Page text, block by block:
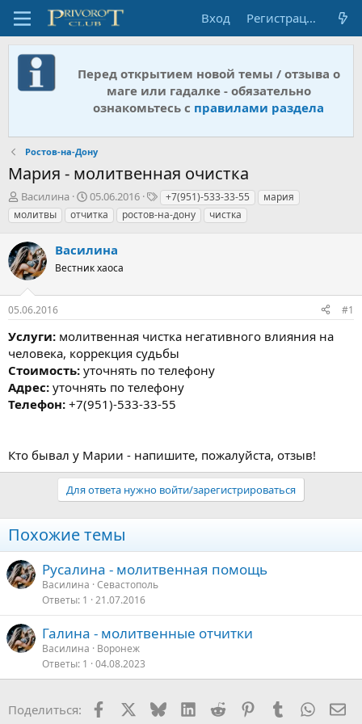
Вход Регистрация
Перед открытием новой темы / отзыва о
маге или гадалке - обязательно
ознакомьтесь с правилами раздела
Ростов-на-Дону
Мария - молитвенная очистка
А
в
т
о
р
т
е
м
ы
Василина
Д
а
т
н
а
а
05.06.2016
Т
е
г
+7(951)-533-33-55
мария
молитвы
отчитка ростов-на-дону чистка
Василина
Вестник хаоса
05.06.2016 #1
Услуги: молитвенная чистка негативного влияния на
человека, коррекция судьбы
Стоимость: уточнять по телефону
Адрес: уточнять по телефону
Телефон: +7(951)-533-33-55
Кто бывал у Марии - напишите, пожалуйста, отзыв!
Для ответа нужно войти/зарегистрироваться
Похожие темы
Русалина - молитвенная помощь
Василина Севастополь
Ответы 1 21.07.2016
Галина - молитвенные отчитки
Василина
Воронеж
Ответы 1 04.08.2023
Поделиться: Facebook BlueskyLinkedIn
Reddit PinterestTumblr